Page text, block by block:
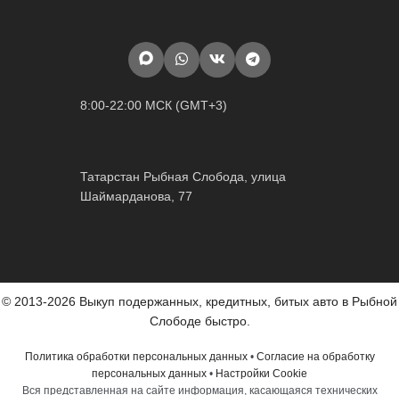
8:00-22:00 МСК (GMT+3)
Татарстан Рыбная Слобода, улица
Шаймарданова, 77
© 2013-2026 Выкуп подержанных, кредитных, битых авто в Рыбной
Слободе быстро.
Политика обработки персональных данных• Согласие на обработку
персональных данных • Настройки Cookie
Вся представленная на сайте информация, касающаяся технических